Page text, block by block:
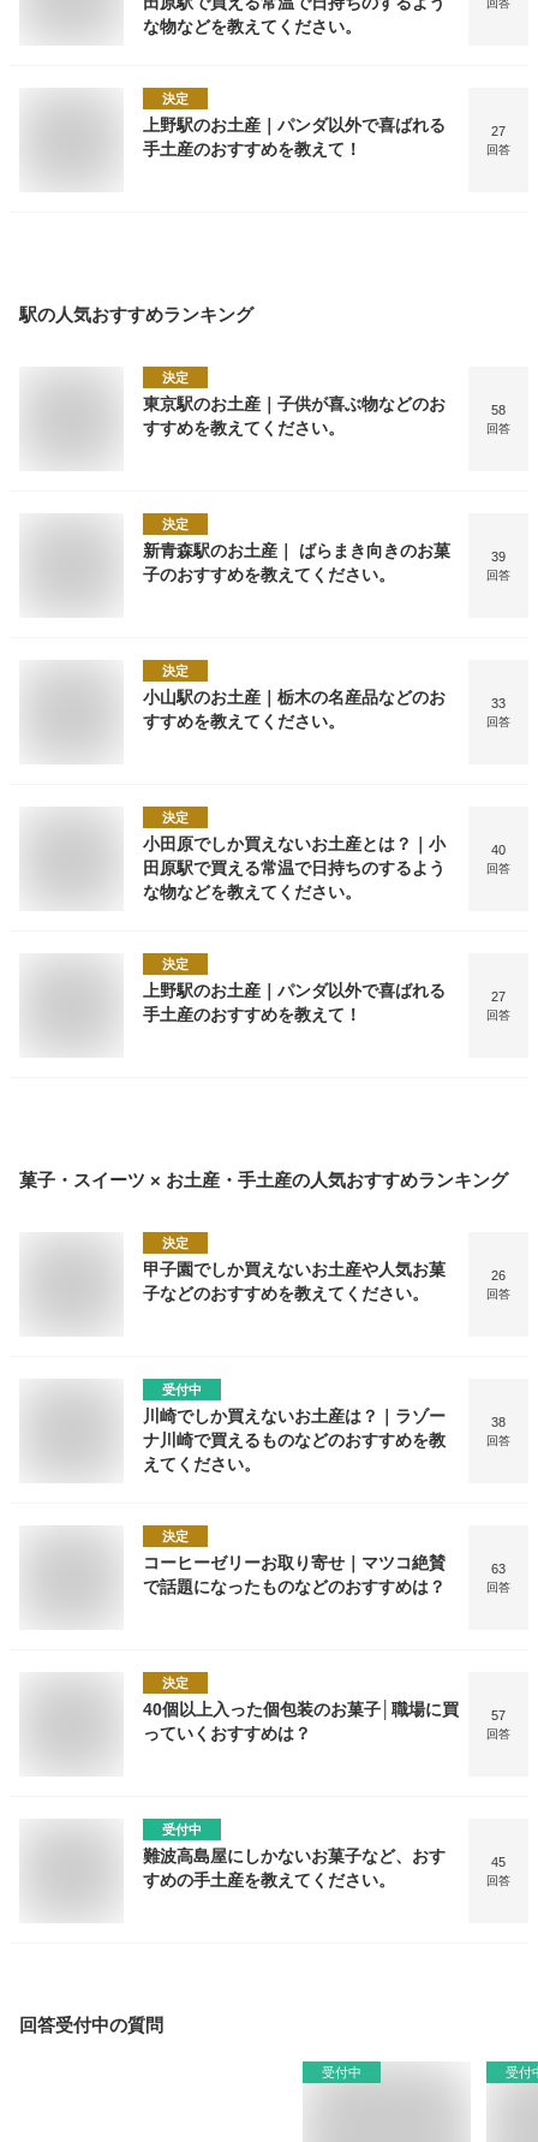
な物などを教えてください。
回答
決定
上野駅のお土産｜パンダ以外で喜ばれる
手土産のおすすめを教えて！
27
回答
駅の人気おすすめランキング
決定
東京駅のお土産｜子供が喜ぶ物などのお
すすめを教えてください。
58
回答
決定
新青森駅のお土産｜ ばらまき向きのお菓
子のおすすめを教えてください。
39
回答
決定
小山駅のお土産｜栃木の名産品などのお
すすめを教えてください。
33
回答
決定
小田原でしか買えないお土産とは？｜小
田原駅で買える常温で日持ちのするよう
な物などを教えてください。
40
回答
決定
上野駅のお土産｜パンダ以外で喜ばれる
手土産のおすすめを教えて！
27
回答
菓子・スイーツ × お土産・手土産の人気おすすめランキング
決定
甲子園でしか買えないお土産や人気お菓
子などのおすすめを教えてください。
26
回答
受付中
川崎でしか買えないお土産は？｜ラゾー
ナ川崎で買えるものなどのおすすめを教
えてください。
38
回答
決定
コーヒーゼリーお取り寄せ｜マツコ絶賛
で話題になったものなどのおすすめは？
63
回答
決定
40個以上入った個包装のお菓子│職場に買
っていくおすすめは？
57
回答
受付中
難波高島屋にしかないお菓子など、おす
すめの手土産を教えてください。
45
回答
回答受付中の質問
受付中 受付